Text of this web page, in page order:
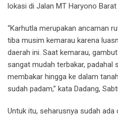
lokasi di Jalan MT Haryono
“Karhutla merupakan ancaman
tiba musim kemarau karena
daerah ini. Saat kemarau,
sangat mudah terbakar, padahal
membakar hingga ke dalam
sudah padam,” kata Dadang,
Untuk itu, seharusnya sudah